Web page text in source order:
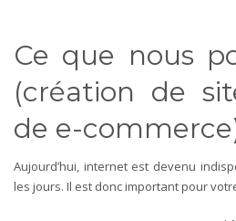
Ce que nous
(création de
de e-
Aujourd’hui, internet est devenu
les jours. Il est donc important pour